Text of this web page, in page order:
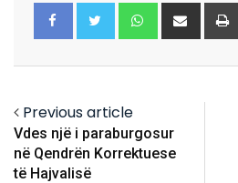
Whatsapp
Share
via
Previous article
Vdes një i paraburgosur
në Qendrën Korrektuese
të Hajvalisë